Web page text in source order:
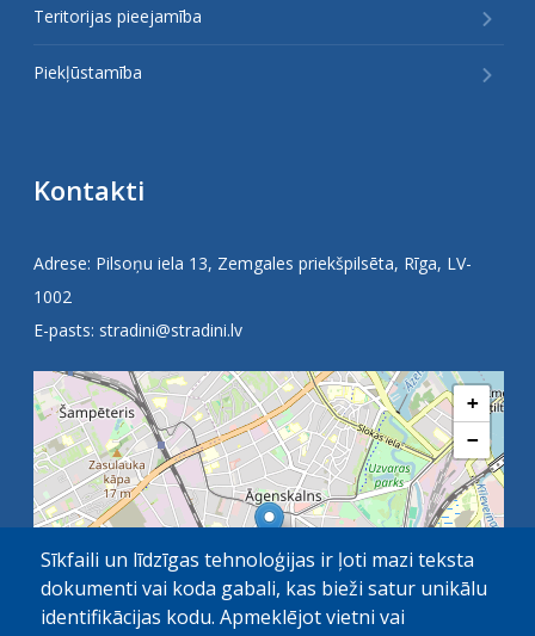
Teritorijas pieejamība
Piekļūstamība
Kontakti
Adrese: Pilsoņu iela 13, Zemgales priekšpilsēta, Rīga, LV-
1002
E-pasts: stradini@stradini.lv
+
−
Sīkfaili un līdzīgas tehnoloģijas ir ļoti mazi teksta
dokumenti vai koda gabali, kas bieži satur unikālu
identifikācijas kodu. Apmeklējot vietni vai